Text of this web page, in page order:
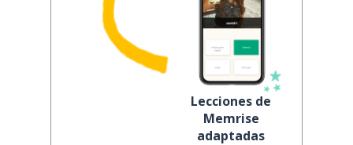
Lecciones de
Memrise
adaptadas